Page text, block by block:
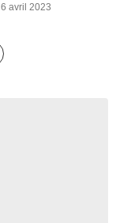
6 avril 2023